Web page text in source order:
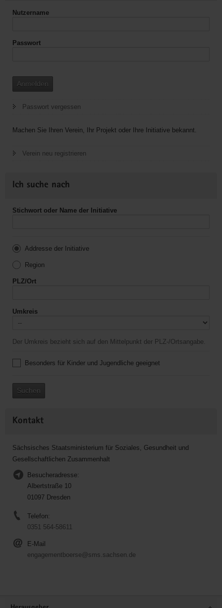
Nutzername
Passwort
Anmelden
Passwort vergessen
Machen Sie Ihren Verein, Ihr Projekt oder Ihre Initiative bekannt.
Verein neu registrieren
Ich suche nach
Stichwort oder Name der Initiative
Addresse der Initiative
Region
PLZ/Ort
Umkreis
Der Umkreis bezieht sich auf den Mittelpunkt der PLZ-/Ortsangabe.
Besonders für Kinder und Jugendliche geeignet
Suchen
Kontakt
Sächsisches Staatsministerium für Soziales, Gesundheit und
Gesellschaftlichen Zusammenhalt
Besucheradresse:
Albertstraße 10
01097 Dresden
Telefon:
0351 564-58611
E-Mail
engagementboerse@sms.sachsen.de